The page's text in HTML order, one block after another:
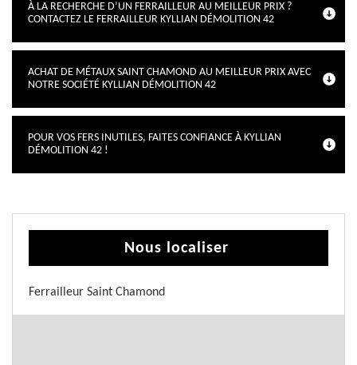
À LA RECHERCHE D’UN FERRAILLEUR AU MEILLEUR PRIX ?
CONTACTEZ LE FERRAILLEUR KYLLIAN DÉMOLITION 42
ACHAT DE MÉTAUX SAINT CHAMOND AU MEILLEUR PRIX AVEC
NOTRE SOCIÉTÉ KYLLIAN DÉMOLITION 42
POUR VOS FERS INUTILES, FAITES CONFIANCE À KYLLIAN
DÉMOLITION 42 !
Nous localiser
Ferrailleur Saint Chamond